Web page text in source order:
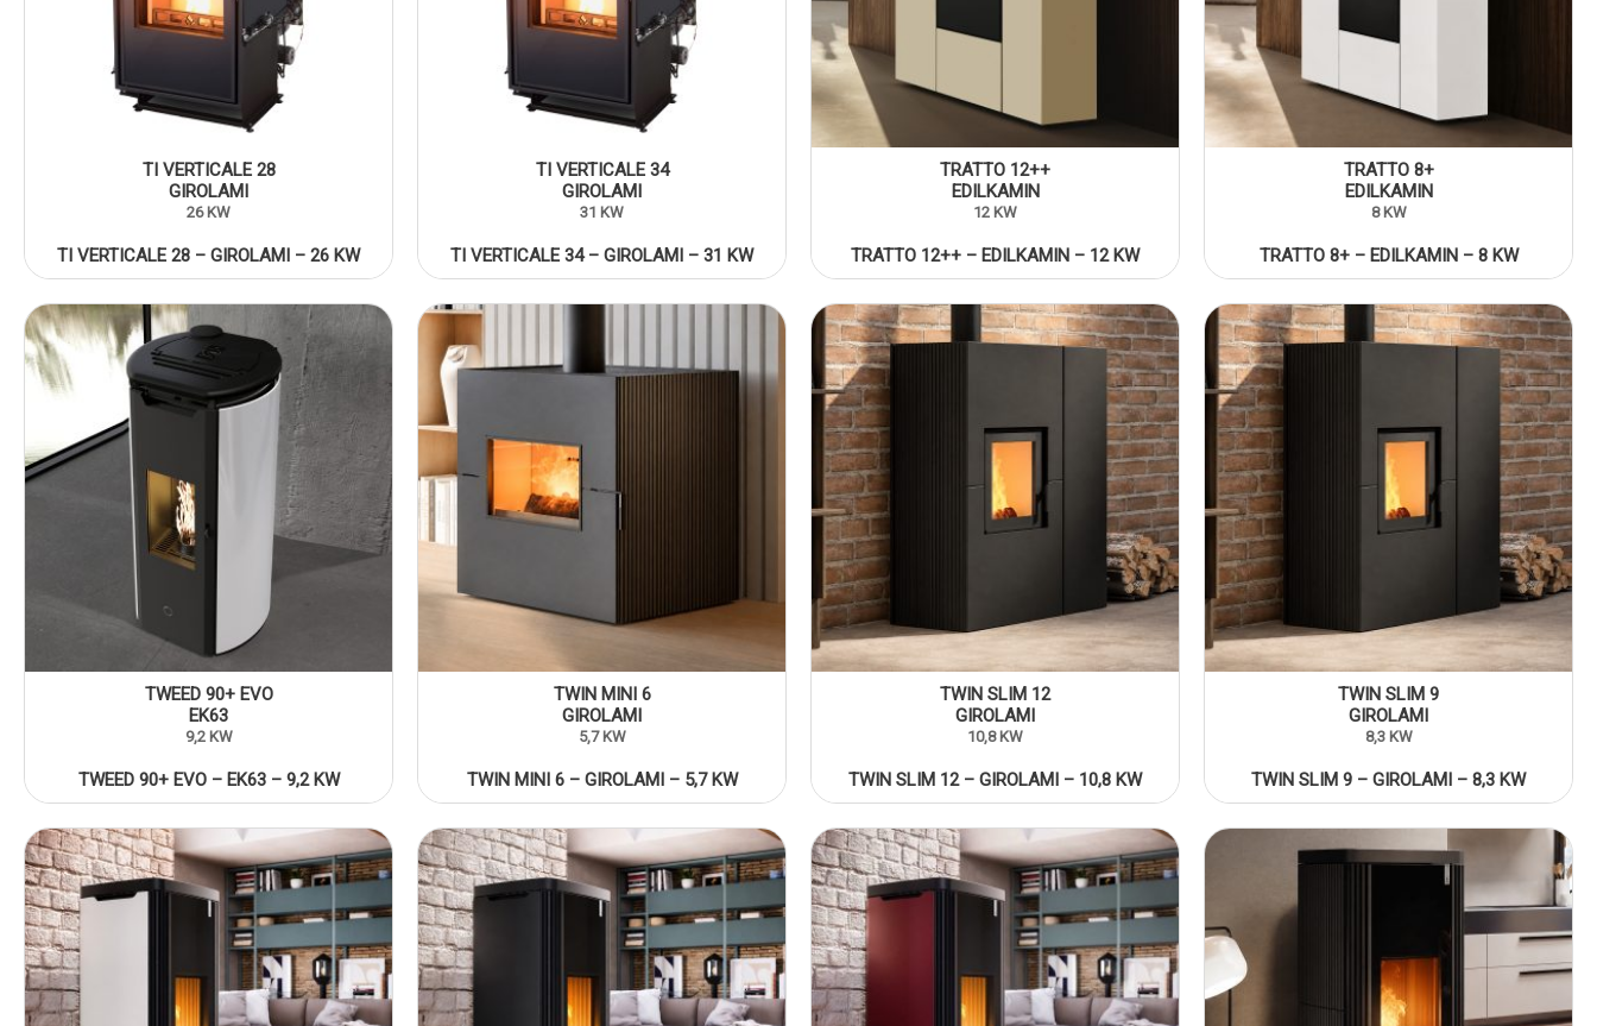
TI VERTICALE 28
GIROLAMI
26 KW
TI VERTICALE 28 – GIROLAMI – 26 KW
TI VERTICALE 34
GIROLAMI
31 KW
TI VERTICALE 34 – GIROLAMI – 31 KW
TRATTO 12++
EDILKAMIN
12 KW
TRATTO 12++ – EDILKAMIN – 12 KW
TRATTO 8+
EDILKAMIN
8 KW
TRATTO 8+ – EDILKAMIN – 8 KW
TWEED 90+ EVO
EK63
9,2 KW
TWEED 90+ EVO – EK63 – 9,2 KW
TWIN MINI 6
GIROLAMI
5,7 KW
TWIN MINI 6 – GIROLAMI – 5,7 KW
TWIN SLIM 12
GIROLAMI
10,8 KW
TWIN SLIM 12 – GIROLAMI – 10,8 KW
TWIN SLIM 9
GIROLAMI
8,3 KW
TWIN SLIM 9 – GIROLAMI – 8,3 KW